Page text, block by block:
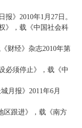
》2010年1月27日。
》，载《中国社会科
财经》杂志2010年第
必须停止》，载《中
月报》2011年6月
区跟进》，载《南方